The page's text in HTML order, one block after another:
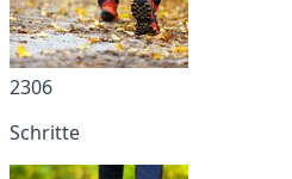
2306
Schritte